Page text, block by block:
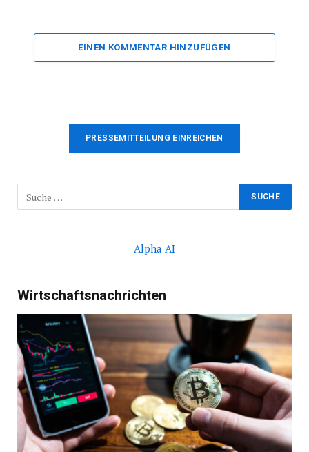
EINEN KOMMENTAR HINZUFÜGEN
PRESSEMITTEILUNG EINREICHEN
Alpha AI
Wirtschaftsnachrichten